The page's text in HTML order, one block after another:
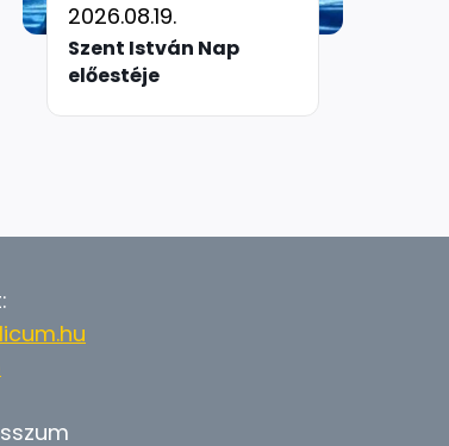
2026.08.19.
Szent István Nap
előestéje